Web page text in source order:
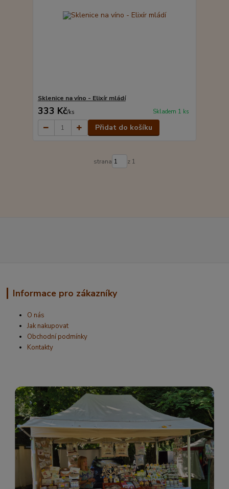
Sklenice na víno - Elixír mládí
333 Kč/ks Skladem 1 ks
Přidat do košíku
strana z 1
Informace pro zákazníky
O nás
Jak nakupovat
Obchodní podmínky
Kontakty